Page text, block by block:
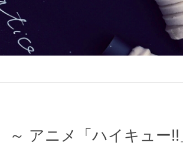
～ アニメ「ハイキュー!!